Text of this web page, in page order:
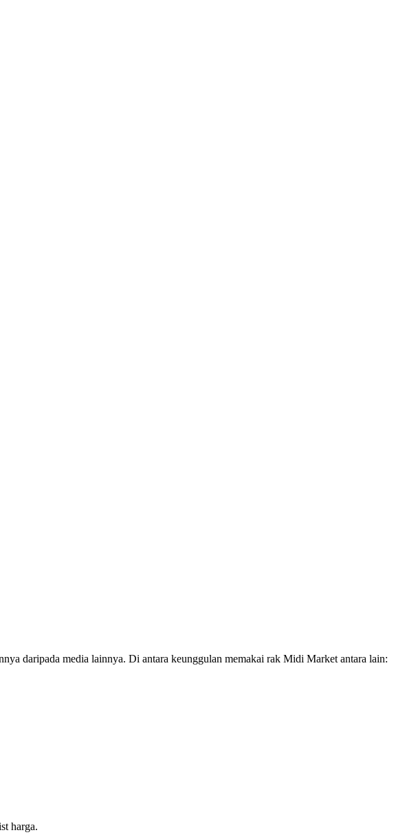
daripada media lainnya. Di antara keunggulan memakai rak Midi Market antara lain:
harga.